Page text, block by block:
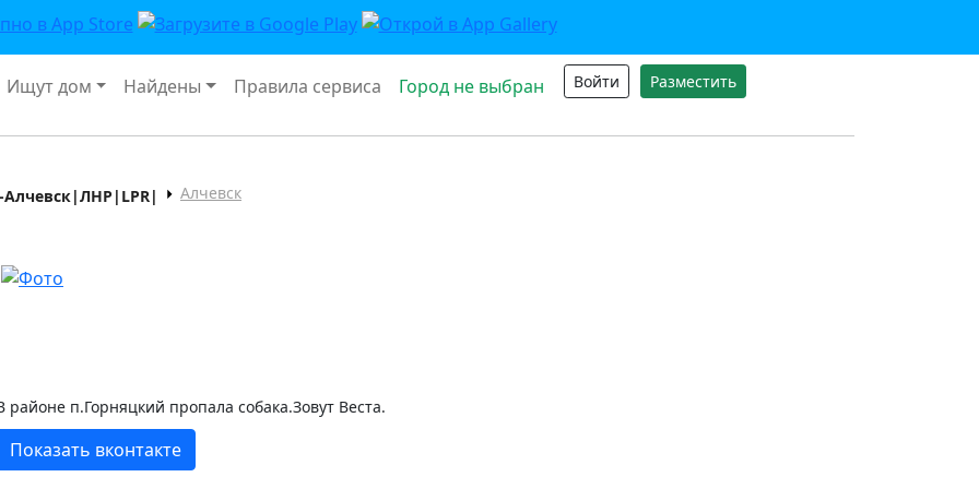
Ищут дом Найдены Правила сервиса Город не выбран Войти Разместить
Алчевск
районе п.Горняцкий пропала собака.Зовут Веста.
Показать вконтакте